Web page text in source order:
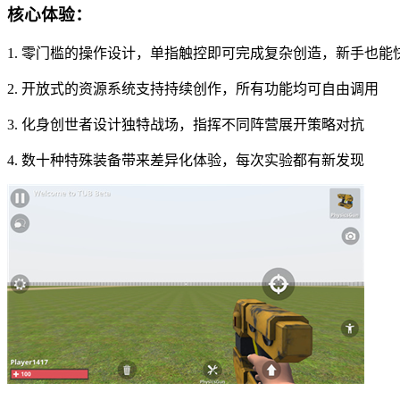
核心体验：
1. 零门槛的操作设计，单指触控即可完成复杂创造，新手也能
2. 开放式的资源系统支持持续创作，所有功能均可自由调用
3. 化身创世者设计独特战场，指挥不同阵营展开策略对抗
4. 数十种特殊装备带来差异化体验，每次实验都有新发现